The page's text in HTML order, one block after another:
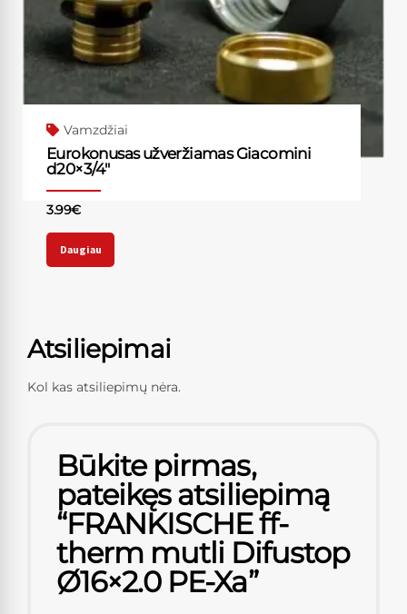
Vamzdžiai
Eurokonusas užveržiamas Giacomini
d20×3/4″
3.99€
Daugiau
Atsiliepimai
Kol kas atsiliepimų nėra.
Būkite pirmas,
pateikęs atsiliepimą
“FRANKISCHE ff-
therm mutli Difustop
Ø16×2.0 PE-Xa”